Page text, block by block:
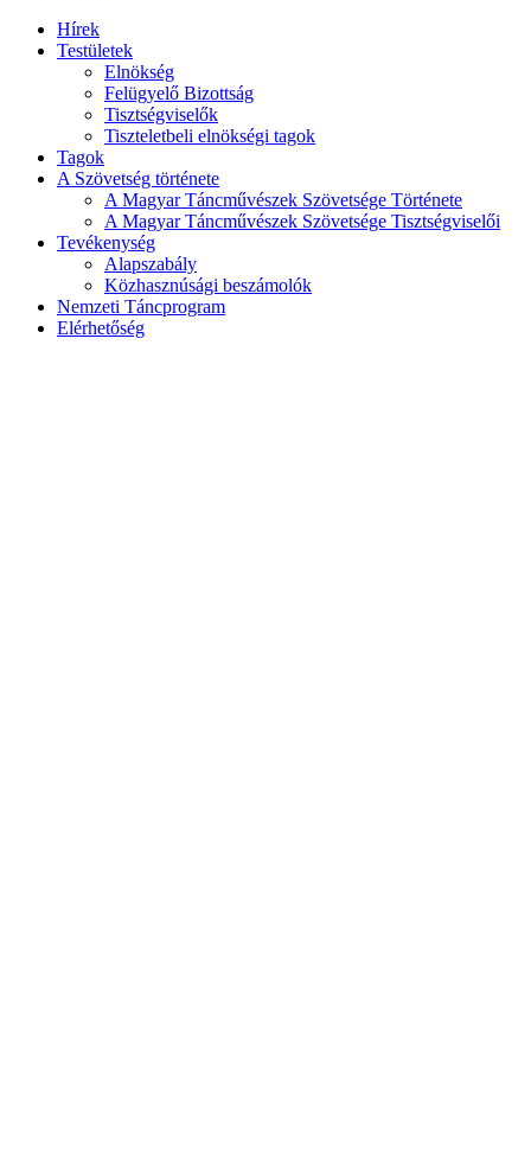
Hírek
Testületek
Elnökség
Felügyelő Bizottság
Tisztségviselők
Tiszteletbeli elnökségi tagok
Tagok
A Szövetség története
A Magyar Táncművészek Szövetsége Története
A Magyar Táncművészek Szövetsége Tisztségviselői
Tevékenység
Alapszabály
Közhasznúsági beszámolók
Nemzeti Táncprogram
Elérhetőség